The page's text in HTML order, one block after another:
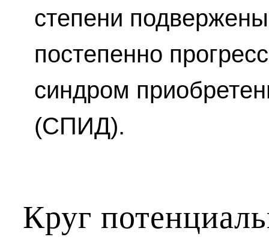
степени
постепенно
синдром
(СПИД).
Круг